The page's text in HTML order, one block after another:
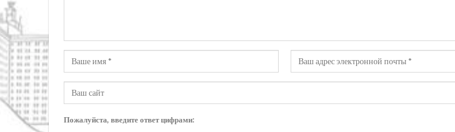
Пожалуйста, введите ответ цифрами: